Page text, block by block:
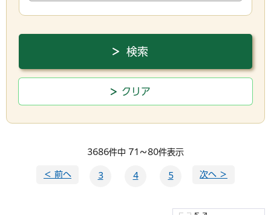
3686件中 71～80件表示
＜ 前へ 3 4 5 次へ ＞